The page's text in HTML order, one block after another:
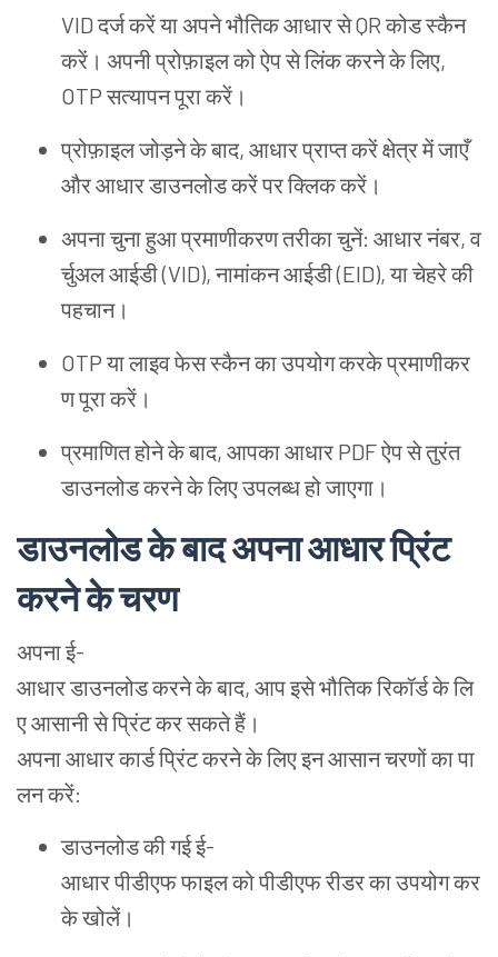
VIDदर्जकरेंयाअपनेभौतिकआधारसेQRकोडस्कैन
करें । अपनीप्रोफ़ाइलकोऐपसेलिंककरनेकेलिए,
OTPसत्यापनपूराकरें ।
प्रोफ़ाइलजोड़नेकेबाद, आधारप्राप्तकरेंक्षेत्रमेंजाएँ
औरआधारडाउनलोडकरेंपरक्लिककरें ।
अपनाचुनाहुआप्रमाणीकरणतरीकाचुनें: आधारनंबर,व
र्चुअलआईडी(VID),नामांकनआईडी(EID),याचेहरेकी
पहचान।
OTPयालाइवफेसस्कैनकाउपयोगकरकेप्रमाणीकर
णपूराकरें ।
प्रमाणितहोनेकेबाद, आपकाआधार PDFऐपसेतुरंत
डाउनलोडकरनेकेलिएउपलब्धहोजाएगा ।
डाउनलोडकेबादअपनाआधारप्रिंट
करनेकेचरण
अपनाई-
आधारडाउनलोडकरनेकेबाद, आपइसेभौतिकरिकॉर्डकेलि
एआसानीसेप्रिंटकरसकतेहैं ।
अपनाआधारकार्डप्रिंटकरनेकेलिएइनआसानचरणोंकापा
लनकरें:
डाउनलोडकीगईई-
आधारपीडीएफफाइलकोपीडीएफरीडरकाउपयोगकर
केखोलें।